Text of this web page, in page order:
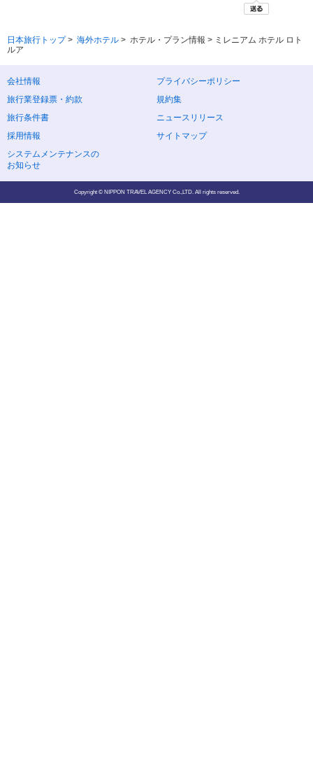
日本旅行トップ> 海外ホテル > ホテル・プラン情報 > ミレニアム ホテル ロト
ルア
会社情報
プライバシーポリシー
旅行業登録票・約款
規約集
旅行条件書
ニュースリリース
採用情報
サイトマップ
システムメンテナンスの
お知らせ
Copyright © NIPPON TRAVEL AGENCY Co.,LTD. All rights reserved.